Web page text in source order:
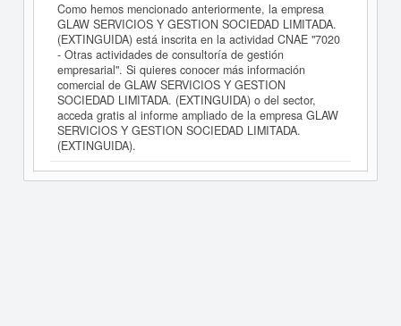
Como hemos mencionado anteriormente, la empresa
GLAW SERVICIOS Y GESTION SOCIEDAD LIMITADA.
(EXTINGUIDA) está inscrita en la actividad CNAE "7020
- Otras actividades de consultoría de gestión
empresarial". Si quieres conocer más información
comercial de GLAW SERVICIOS Y GESTION
SOCIEDAD LIMITADA. (EXTINGUIDA) o del sector,
acceda gratis al informe ampliado de la empresa GLAW
SERVICIOS Y GESTION SOCIEDAD LIMITADA.
(EXTINGUIDA).